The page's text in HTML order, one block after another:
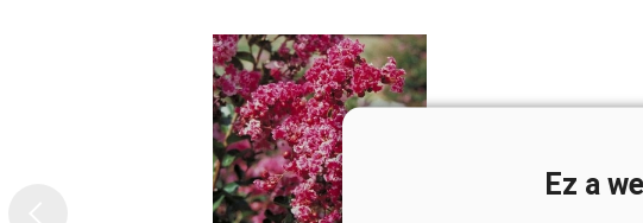
Ez a